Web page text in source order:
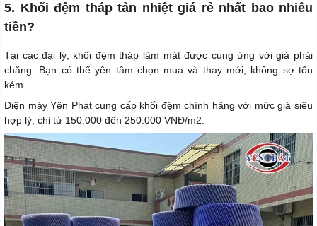
5. Khối đệm tháp tản nhiệt giá rẻ nhất bao nhiêu
tiền?
Tại các đại lý, khối đệm tháp làm mát được cung ứng với giá phải
chăng. Bạn có thể yên tâm chọn mua và thay mới, không sợ tốn
kém.
Điện máy Yên Phát cung cấp khối đệm chính hãng với mức giá siêu
hợp lý, chỉ từ 150.000 đến 250.000 VNĐ/m2.